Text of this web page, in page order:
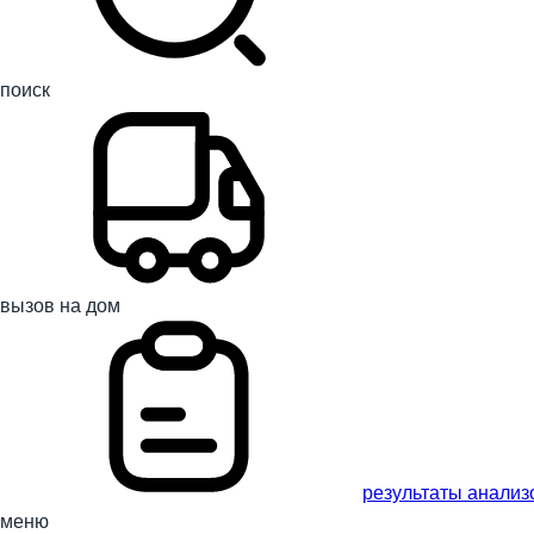
поиск
вызов на дом
результаты
меню